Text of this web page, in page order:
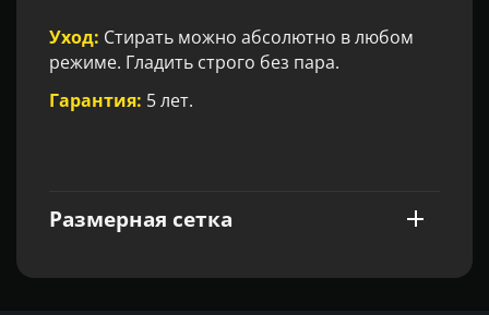
Уход: Стирать можно абсолютно в любом
режиме. Гладить строго без пара.
Гарантия: 5 лет.
Размерная сетка